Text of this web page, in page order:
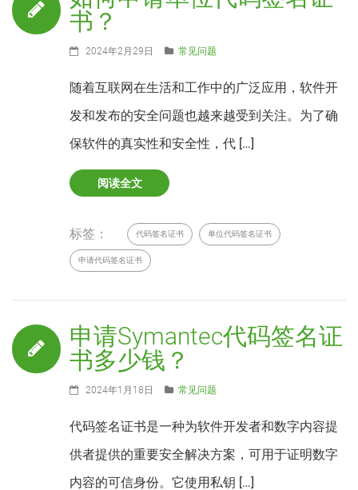
书？
2024年2月29日 常见问题
随着互联网在生活和工作中的广泛应用，软件开
发和发布的安全问题也越来越受到关注。为了确
保软件的真实性和安全性，代 […]
阅读全文
标签： 代码签名证书 单位代码签名证书
申请代码签名证书
申请Symantec代码签名证
书多少钱？
2024年1月18日 常见问题
代码签名证书是一种为软件开发者和数字内容提
供者提供的重要安全解决方案，可用于证明数字
内容的可信身份。它使用私钥 […]